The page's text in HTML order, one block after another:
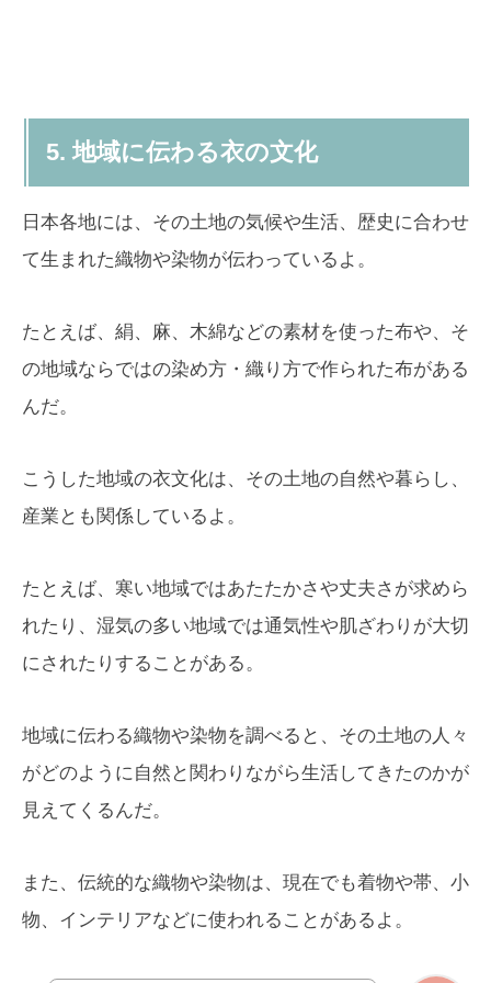
5. 地域に伝わる衣の文化
日本各地には、その土地の気候や生活、歴史に合わせ
て生まれた織物や染物が伝わっているよ。
たとえば、絹、麻、木綿などの素材を使った布や、そ
の地域ならではの染め方・織り方で作られた布がある
んだ。
こうした地域の衣文化は、その土地の自然や暮らし、
産業とも関係しているよ。
たとえば、寒い地域ではあたたかさや丈夫さが求めら
れたり、湿気の多い地域では通気性や肌ざわりが大切
にされたりすることがある。
地域に伝わる織物や染物を調べると、その土地の人々
がどのように自然と関わりながら生活してきたのかが
見えてくるんだ。
また、伝統的な織物や染物は、現在でも着物や帯、小
物、インテリアなどに使われることがあるよ。